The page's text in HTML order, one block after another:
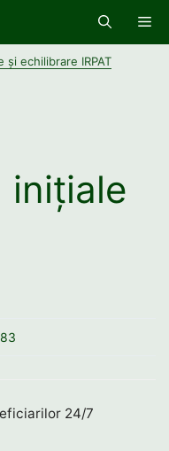
și echilibrare IRPAT
inițiale
83
24/7